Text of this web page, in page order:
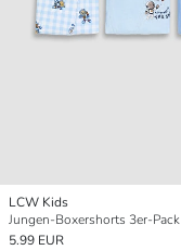
LCW Kids
Jungen-Boxershorts 3er-Pack
5.99 EUR